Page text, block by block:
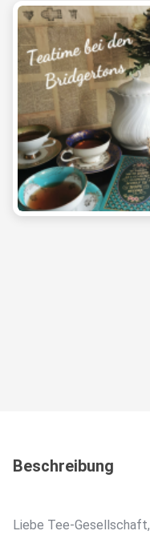
Beschreibung
Liebe Tee-Gesellschaft,